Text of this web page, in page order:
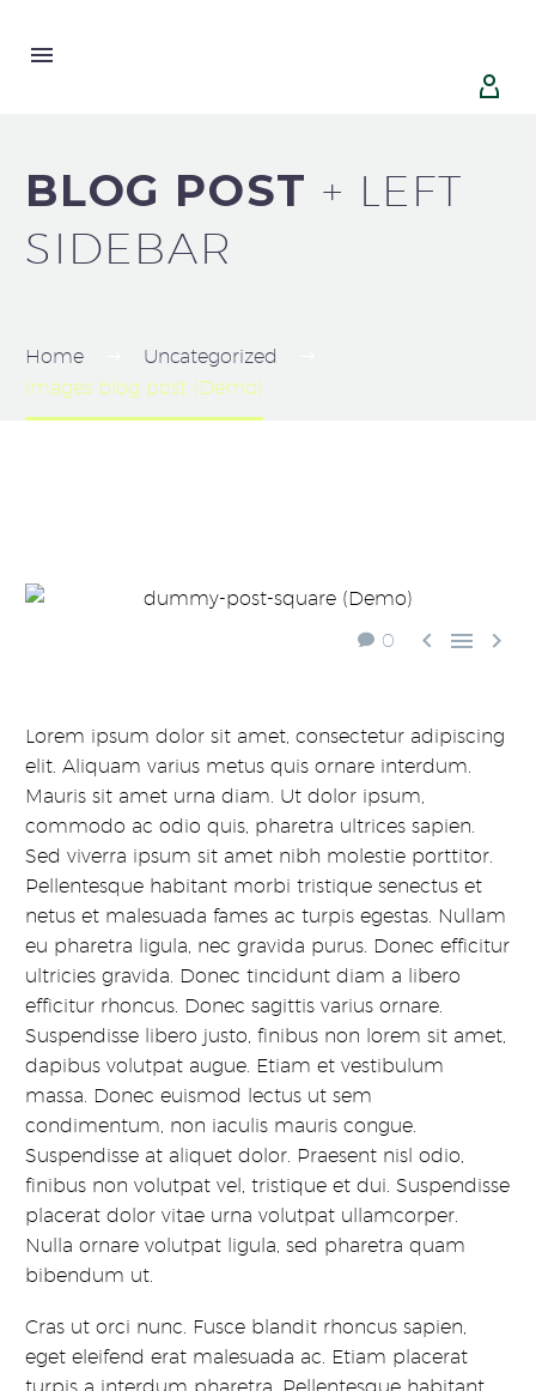


BLOG POST + LEFT
SIDEBAR
Home
Uncategorized
images blog post (Demo)
0   
Lorem ipsum dolor sit amet, consectetur adipiscing
elit. Aliquam varius metus quis ornare interdum.
Mauris sit amet urna diam. Ut dolor ipsum,
commodo ac odio quis, pharetra ultrices sapien.
Sed viverra ipsum sit amet nibh molestie porttitor.
Pellentesque habitant morbi tristique senectus et
netus et malesuada fames ac turpis egestas. Nullam
eu pharetra ligula, nec gravida purus. Donec efficitur
ultricies gravida. Donec tincidunt diam a libero
efficitur rhoncus. Donec sagittis varius ornare.
Suspendisse libero justo, finibus non lorem sit amet,
dapibus volutpat augue. Etiam et vestibulum
massa. Donec euismod lectus ut sem
condimentum, non iaculis mauris congue.
Suspendisse at aliquet dolor. Praesent nisl odio,
finibus non volutpat vel, tristique et dui. Suspendisse
placerat dolor vitae urna volutpat ullamcorper.
Nulla ornare volutpat ligula, sed pharetra quam
bibendum ut.
Cras ut orci nunc. Fusce blandit rhoncus sapien,
eget eleifend erat malesuada ac. Etiam placerat